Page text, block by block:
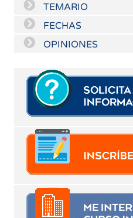
TEMARIO
FECHAS
OPINIONES